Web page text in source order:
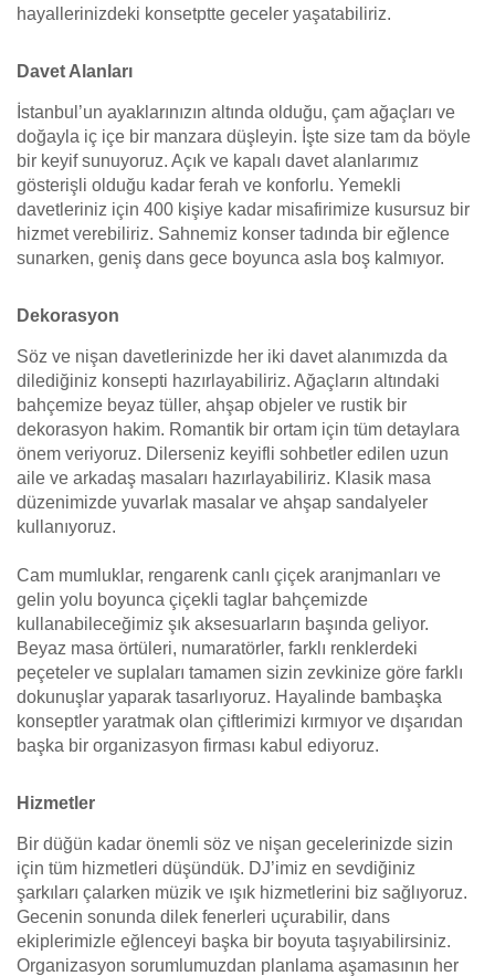
hayallerinizdeki konsetptte geceler yaşatabiliriz.
Davet Alanları
İstanbul’un ayaklarınızın altında olduğu, çam ağaçları ve
doğayla iç içe bir manzara düşleyin. İşte size tam da böyle
bir keyif sunuyoruz. Açık ve kapalı davet alanlarımız
gösterişli olduğu kadar ferah ve konforlu. Yemekli
davetleriniz için 400 kişiye kadar misafirimize kusursuz bir
hizmet verebiliriz. Sahnemiz konser tadında bir eğlence
sunarken, geniş dans gece boyunca asla boş kalmıyor.
Dekorasyon
Söz ve nişan davetlerinizde her iki davet alanımızda da
dilediğiniz konsepti hazırlayabiliriz. Ağaçların altındaki
bahçemize beyaz tüller, ahşap objeler ve rustik bir
dekorasyon hakim. Romantik bir ortam için tüm detaylara
önem veriyoruz. Dilerseniz keyifli sohbetler edilen uzun
aile ve arkadaş masaları hazırlayabiliriz. Klasik masa
düzenimizde yuvarlak masalar ve ahşap sandalyeler
kullanıyoruz.
Cam mumluklar, rengarenk canlı çiçek aranjmanları ve
gelin yolu boyunca çiçekli taglar bahçemizde
kullanabileceğimiz şık aksesuarların başında geliyor.
Beyaz masa örtüleri, numaratörler, farklı renklerdeki
peçeteler ve suplaları tamamen sizin zevkinize göre farklı
dokunuşlar yaparak tasarlıyoruz. Hayalinde bambaşka
konseptler yaratmak olan çiftlerimizi kırmıyor ve dışarıdan
başka bir organizasyon firması kabul ediyoruz.
Hizmetler
Bir düğün kadar önemli söz ve nişan gecelerinizde sizin
için tüm hizmetleri düşündük. DJ’imiz en sevdiğiniz
şarkıları çalarken müzik ve ışık hizmetlerini biz sağlıyoruz.
Gecenin sonunda dilek fenerleri uçurabilir, dans
ekiplerimizle eğlenceyi başka bir boyuta taşıyabilirsiniz.
Organizasyon sorumlumuzdan planlama aşamasının her